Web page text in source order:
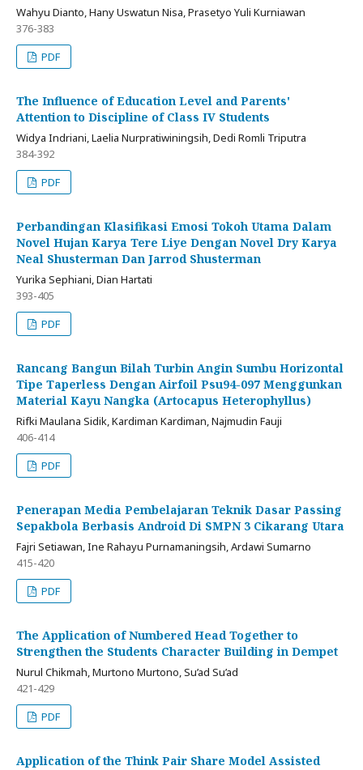
Wahyu Dianto, Hany Uswatun Nisa, Prasetyo Yuli Kurniawan
376-383
PDF
The Influence of Education Level and Parents'
Attention to Discipline of Class IV Students
Widya Indriani, Laelia Nurpratiwiningsih, Dedi Romli Triputra
384-392
PDF
Perbandingan Klasifikasi Emosi Tokoh Utama Dalam
Novel Hujan Karya Tere Liye Dengan Novel Dry Karya
Neal Shusterman Dan Jarrod Shusterman
Yurika Sephiani, Dian Hartati
393-405
PDF
Rancang Bangun Bilah Turbin Angin Sumbu Horizontal
Tipe Taperless Dengan Airfoil Psu94-097 Menggunkan
Material Kayu Nangka (Artocapus Heterophyllus)
Rifki Maulana Sidik, Kardiman Kardiman, Najmudin Fauji
406-414
PDF
Penerapan Media Pembelajaran Teknik Dasar Passing
Sepakbola Berbasis Android Di SMPN 3 Cikarang Utara
Fajri Setiawan, Ine Rahayu Purnamaningsih, Ardawi Sumarno
415-420
PDF
The Application of Numbered Head Together to
Strengthen the Students Character Building in Dempet
Nurul Chikmah, Murtono Murtono, Su’ad Su’ad
421-429
PDF
Application of the Think Pair Share Model Assisted